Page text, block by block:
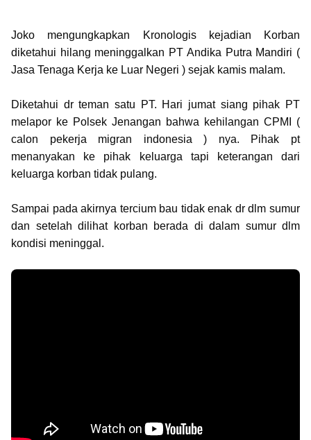
Joko mengungkapkan Kronologis kejadian Korban
diketahui hilang meninggalkan PT Andika Putra Mandiri (
Jasa Tenaga Kerja ke Luar Negeri ) sejak kamis malam.
Diketahui dr teman satu PT. Hari jumat siang pihak PT
melapor ke Polsek Jenangan bahwa kehilangan CPMI (
calon pekerja migran indonesia ) nya. Pihak pt
menanyakan ke pihak keluarga tapi keterangan dari
keluarga korban tidak pulang.
Sampai pada akirnya tercium bau tidak enak dr dlm sumur
dan setelah dilihat korban berada di dalam sumur dlm
kondisi meninggal.